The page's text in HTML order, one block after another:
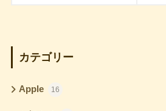
カテゴリー
Apple 16